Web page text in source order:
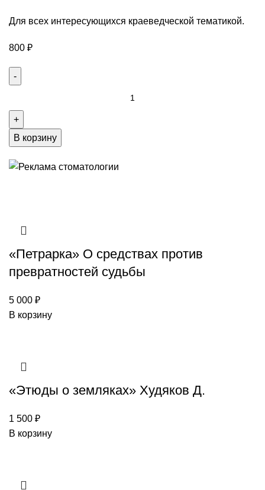
Для всех интересующихся краеведческой тематикой.
800 ₽
В корзину
«Петрарка» О средствах против
превратностей судьбы
5 000 ₽
В корзину
«Этюды о земляках» Худяков Д.
1 500 ₽
В корзину